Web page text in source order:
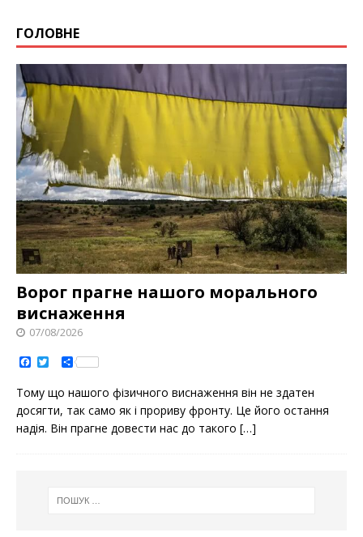
ГОЛОВНЕ
Ворог прагне нашого морального
виснаження
07/08/2026
a
e
b
o
o
t
t
e
r
S
h
r
e
Тому що нашого фізичного виснаження він не здатен
досягти, так само як і прориву фронту. Це його остання
надія. Він прагне довести нас до такого […]